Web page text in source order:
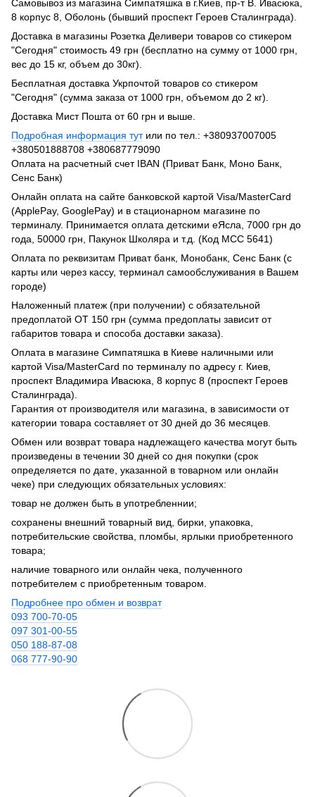
Самовывоз из магазина Симпатяшка в г.Киев, пр-т В. Ивасюка,
8 корпус 8, Оболонь (бывший проспект Героев Сталинграда).
Доставка в магазины Розетка Деливери товаров со стикером
"Сегодня" стоимость 49 грн (бесплатно на сумму от 1000 грн,
вес до 15 кг, объем до 30кг).
Бесплатная доставка Укрпочтой товаров со стикером
"Сегодня" (сумма заказа от 1000 грн, объемом до 2 кг).
Доставка Мист Пошта от 60 грн и выше.
Подробная информация тутили по тел.: +380937007005
+380501888708 +380687779090
Оплата на расчетный счет IBAN (Приват Банк, Моно Банк,
Сенс Банк)
Онлайн оплата на сайте банковской картой Visa/MasterCard
(ApplePay, GooglePay) и в стационарном магазине по
терминалу. Принимается оплата детскими еЯсла, 7000 грн до
года, 50000 грн, Пакунок Школяра и т.д. (Код МСС 5641)
Оплата по реквизитам Приват банк, Монобанк, Сенс Банк (с
карты или через кассу, терминал самообслуживания в Вашем
городе)
Наложенный платеж (при получении) с обязательной
предоплатой ОТ 150 грн (сумма предоплаты зависит от
габаритов товара и способа доставки заказа).
Оплата в магазине Симпатяшка в Киеве наличными или
картой Visa/MasterCard по терминалу по адресу г. Киев,
проспект Владимира Ивасюка, 8 корпус 8 (проспект Героев
Сталинграда).
Гарантия от производителя или магазина, в зависимости от
категории товара составляет от 30 дней до 36 месяцев.
Обмен или возврат товара надлежащего качества могут быть
произведены в течении 30 дней со дня покупки (срок
определяется по дате, указанной в товарном или онлайн
чеке) при следующих обязательных условиях:
товар не должен быть в употребленнии;
сохранены внешний товарный вид, бирки, упаковка,
потребительские свойства, пломбы, ярлыки приобретенного
товара;
наличие товарного или онлайн чека, полученного
потребителем с приобретенным товаром.
Подробнее про обмен и возврат
093 700-70-05
097 301-00-55
050 188-87-08
068 777-90-90